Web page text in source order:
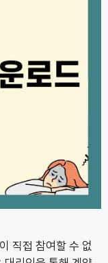
직접 참여할 수 없